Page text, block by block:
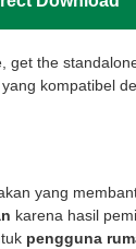
get the
kompatibel
yang
karena hasil
pengguna